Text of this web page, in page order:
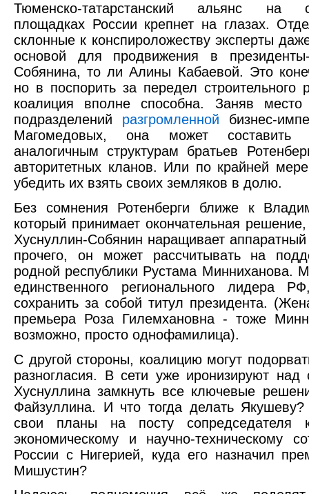
Тюменско-татарстанский альянс на
площадках России крепнет на глазах.
склонные к конспироложеству эксперты
основой для продвижения в
Собянина, то ли Алины Кабаевой. Это
но в поспорить за передел строительного
коалиция вполне способна. Заняв
подразделений разгромленной бизнес-
Магомедовых, она может составить
аналогичным структурам братьев
авторитетных кланов. Или по крайней мере
убедить их взять своих земляков в долю.
Без сомнения Ротенберги ближе к
который принимает окончательная
Хуснуллин-Собянин наращивает
прочего, он может рассчитывать на
родной республики Рустама Минниханова.
единственного регионального лидера
сохранить за собой титул президента.
премьера Роза Гилемхановна - тоже
возможно, просто однофамилица).
С другой стороны, коалицию могут
разногласия. В сети уже иронизируют над
Хуснуллина замкнуть все ключевые
Файзуллина. И что тогда делать Якушеву?
свои планы на посту сопредседателя
экономическому и научно-техническому
России с Нигерией, куда его назначил
Мишустин?